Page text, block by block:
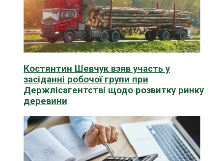
Костянтин Шевчук взяв участь у
засіданні робочої групи при
Держлісагентстві щодо розвитку ринку
деревини